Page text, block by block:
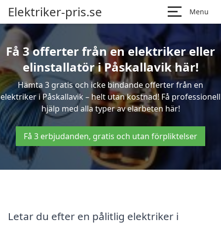
Elektriker-pris.se Menu
Få 3 offerter från en elektriker eller
elinstallatör i Påskallavik här!
Hämta 3 gratis och icke bindande offerter från en
elektriker i Påskallavik – helt utan kostnad! Få professionell
hjälp med alla typer av elarbeten här!
Få 3 erbjudanden, gratis och utan förpliktelser
Letar du efter en pålitlig elektriker i